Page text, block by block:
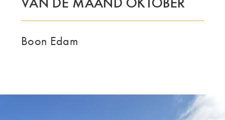
O GRUPO | TRESPA INTERNATIONAL
Boon Edam